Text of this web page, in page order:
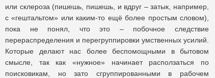
или склероза (пишешь, пишешь, и вдруг – затык, например,
с «гештальтом» или каким-то ещё более простым словом),
пока не понял, что это – побочное следствие
перераспределения и перегруппировки умственных усилий.
Которые делают нас более беспомощными в бытовом
смысле, так как «нужное» начинает расползаться по
поисковикам, но зато сгруппированными в рабочем